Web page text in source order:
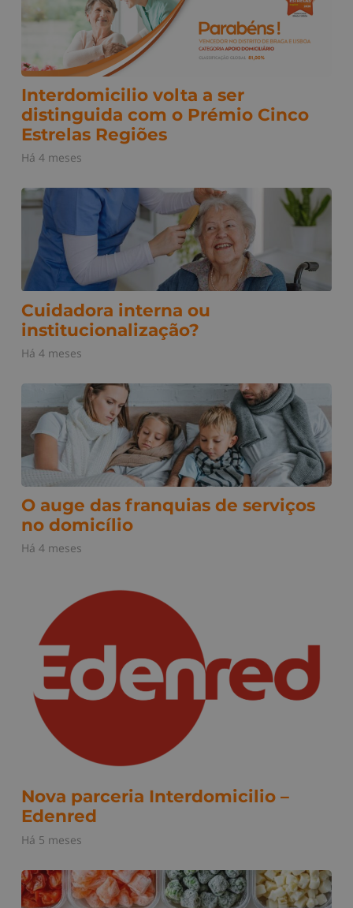
Interdomicilio volta a ser
distinguida com o Prémio Cinco
Estrelas Regiões
Há 4 meses
Cuidadora interna ou
institucionalização?
Há 4 meses
O auge das franquias de serviços
no domicílio
Há 4 meses
Nova parceria Interdomicilio –
Edenred
Há 5 meses